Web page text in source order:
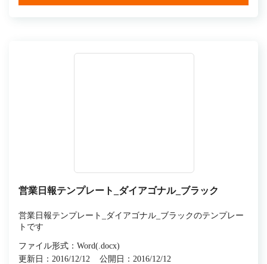
営業日報テンプレート_ダイアゴナル_ブラック
営業日報テンプレート_ダイアゴナル_ブラックのテンプレー
トです
ファイル形式：Word(.docx)
更新日：2016/12/12
公開日：2016/12/12